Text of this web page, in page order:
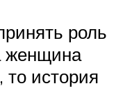
роль
женщина
история